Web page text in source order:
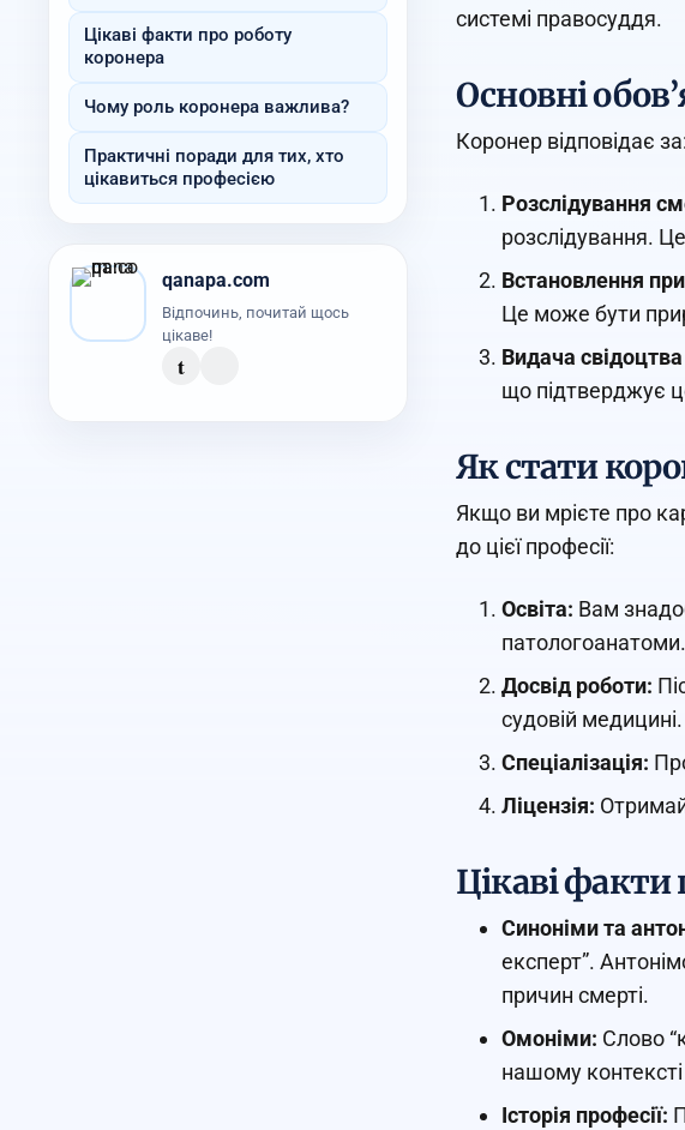
Цікаві факти про роботу
коронера
Чому роль коронера важлива?
Практичні поради для тих, хто
цікавиться професією
qanapa.com
Відпочинь, почитай щось
цікаве!
t
системі правосуддя.
Основні
Коронер відповідає за:
Розслідування
розслідування.
Встановлення
Це може бути
Видача
що підтверджує
Як стати
Якщо ви мрієте про
до цієї професії:
Освіта: Вам
патологоанатоми.
Досвід роботи:
судовій медицині.
Спеціалізація:
Ліцензія:
Цікаві факти
Синоніми та
експерт”.
причин смерті.
Омоніми: Слово
нашому
Історія професії: